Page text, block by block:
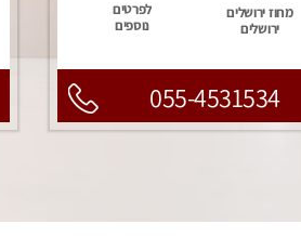
מחוז ירושלים
ירושלים
לפרטים
נוספים
055-4531534